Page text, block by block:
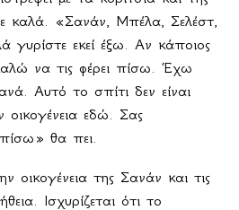
καλά. «Σανάν, Μπέλα, Σελέστ,
γυρίστε εκεί έξω. Αν κάποιος
να τις φέρει πίσω. Έχω
Αυτό το σπίτι δεν είναι
οικογένεια εδώ. Σας
θα πει.
οικογένεια της Σανάν και τις
Ισχυρίζεται ότι το